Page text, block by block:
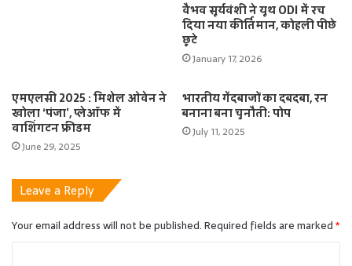
वैभव सूर्यवंशी ने यूथ ODI में रच
दिया नया कीर्तिमान, कोहली पीछे
छूटे
January 17, 2026
एमएलसी 2025 : मिशेल ओवेन ने
खोला ‘पंजा’, प्लेऑफ में
वाशिंगटन फ्रीडम
June 29, 2025
भारतीय गेंदबाजों का दबदबा, रन
बनाना बना चुनौती: पोप
July 11, 2025
Leave a Reply
Your email address will not be published.Required fields are marked*